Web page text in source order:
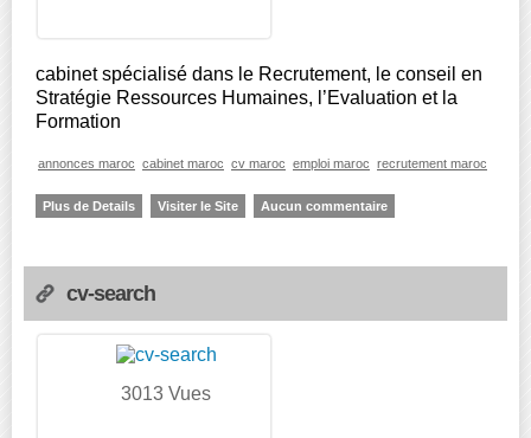
cabinet spécialisé dans le Recrutement, le conseil en
Stratégie Ressources Humaines, l’Evaluation et la
Formation
annonces maroc cabinet maroc cv maroc emploi maroc recrutement maroc
Plus de Details Visiter le Site Aucun commentaire
cv-search
3013 Vues